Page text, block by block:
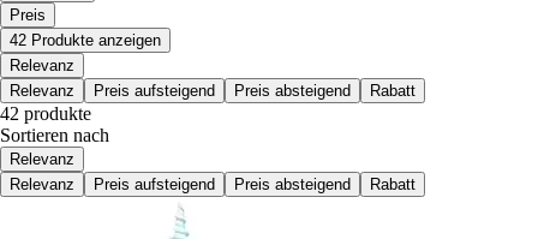
Preis
42 Produkte anzeigen
Relevanz
Relevanz
Preis aufsteigend Preis absteigend Rabatt
42 produkte
Sortieren nach
Relevanz
Relevanz
Preis aufsteigend Preis absteigend Rabatt